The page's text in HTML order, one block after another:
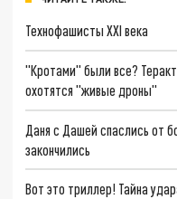
Технофашисты XXI века
"Кротами" были все?
охотятся "живые дроны"
Даня с Дашей спаслись от
закончились
Вот это триллер! Тайна